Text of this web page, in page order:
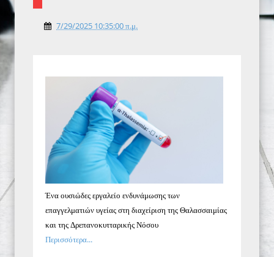
7/29/2025 10:35:00 π.μ.
Ένα ουσιώδες εργαλείο ενδυνάμωσης των
επαγγελματιών υγείας στη διαχείριση της Θαλασσαιμίας
και της Δρεπανοκυτταρικής Νόσου
Περισσότερα...